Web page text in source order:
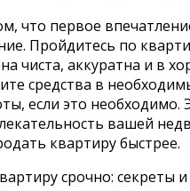
что первое
Пройдитесь по
чиста, аккуратна и в
средства в
если это необходимо.
вашей
квартиру быстрее.